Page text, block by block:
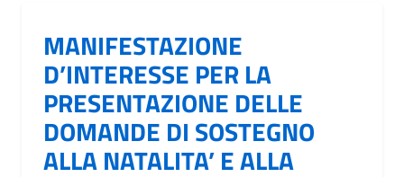
MANIFESTAZIONE
D’INTERESSE PER LA
PRESENTAZIONE DELLE
DOMANDE DI SOSTEGNO
ALLA NATALITA’ E ALLA